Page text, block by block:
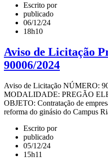
Escrito por
publicado
06/12/24
18h10
Aviso de Licitação
90006/2024
Aviso de Licitação NÚMERO:
MODALIDADE: PREGÃO
OBJETO: Contratação de
reforma do ginásio do Campus
Escrito por
publicado
05/12/24
15h11